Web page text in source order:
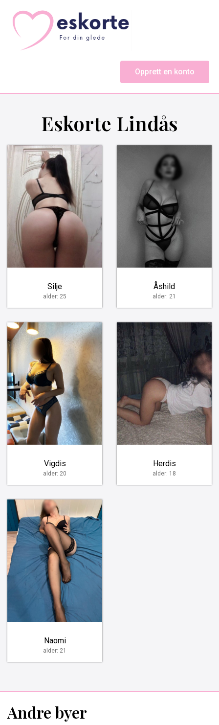
Opprett en konto
Eskorte Lindås
Silje
alder: 25
Åshild
alder: 21
Vigdis
alder: 20
Herdis
alder: 18
Naomi
alder: 21
Andre byer